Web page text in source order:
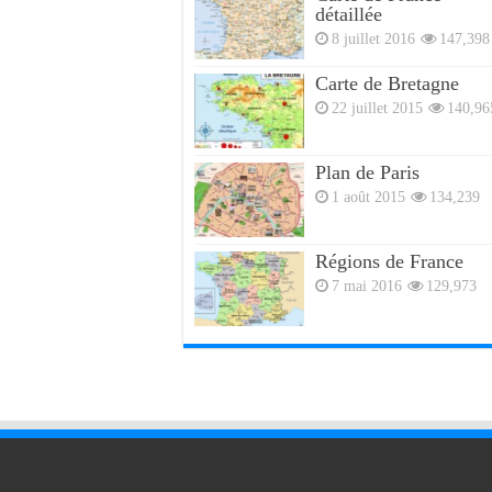
détaillée
8 juillet 2016 147,398
Carte de Bretagne
22 juillet 2015
Plan de Paris
1 août 2015 134,239
Régions de France
7 mai 2016 129,973